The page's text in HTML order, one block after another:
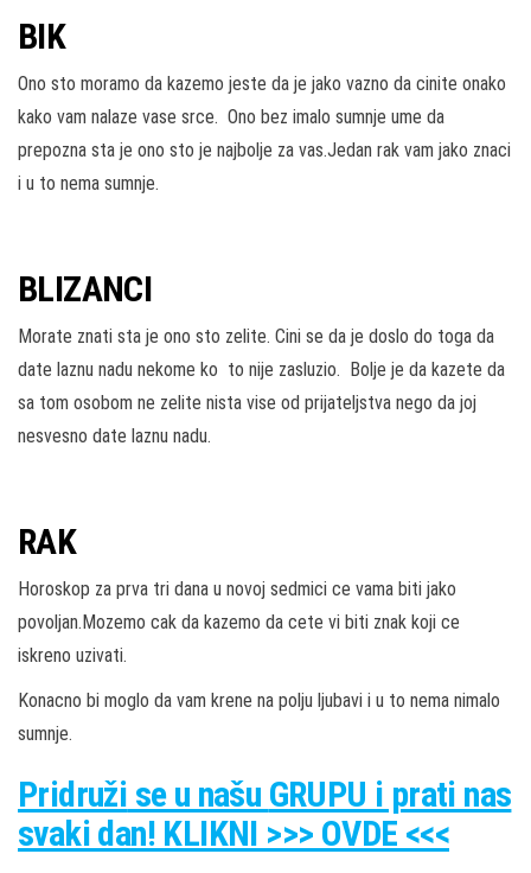
BIK
Ono sto moramo da kazemo jeste da je jako vazno da cinite onako
kako vam nalaze vase srce. Ono bez imalo sumnje ume da
prepozna sta je ono sto je najbolje za vas.Jedan rak vam jako znaci
i u to nema sumnje.
BLIZANCI
Morate znati sta je ono sto zelite. Cini se da je doslo do toga da
date laznu nadu nekome ko to nije zasluzio. Bolje je da kazete da
sa tom osobom ne zelite nista vise od prijateljstva nego da joj
nesvesno date laznu nadu.
RAK
Horoskop za prva tri dana u novoj sedmici ce vama biti jako
povoljan.Mozemo cak da kazemo da cete vi biti znak koji ce
iskreno uzivati.
Konacno bi moglo da vam krene na polju ljubavi i u to nema nimalo
sumnje.
Pridruži se u našu GRUPU i prati nas
svaki dan! KLIKNI >>> OVDE <<<